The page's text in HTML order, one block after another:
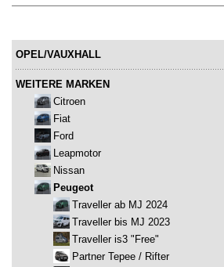
OPEL/VAUXHALL
WEITERE MARKEN
Citroen
Fiat
Ford
Leapmotor
Nissan
Peugeot
Traveller ab MJ 2024
Traveller bis MJ 2023
Traveller is3 "Free"
Partner Tepee / Rifter